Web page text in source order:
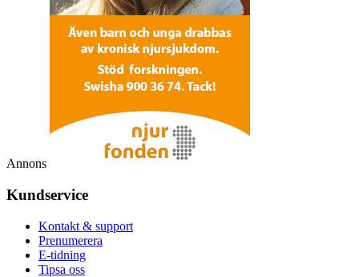
Annons
Kundservice
Kontakt & support
Prenumerera
E-tidning
Tipsa oss